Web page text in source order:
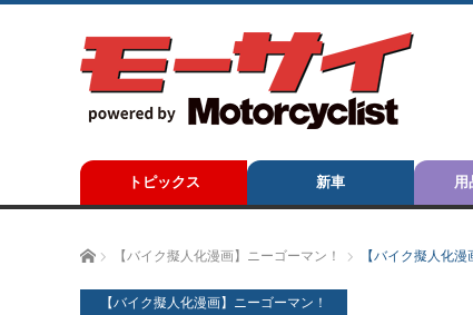
トピックス 新車 用
ホーム 【バイク擬人化漫画】ニーゴーマン！ 【バイク擬人化
【バイク擬人化漫画】ニーゴーマン！